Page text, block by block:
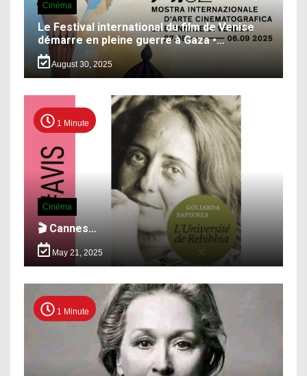
Cinéma
Le Festival international du film de Venise
démarre en pleine guerre à Gaza •…
August 30, 2025
1 Minute
Cinéma
🎬 Cannes…
May 21, 2025
1 Minute